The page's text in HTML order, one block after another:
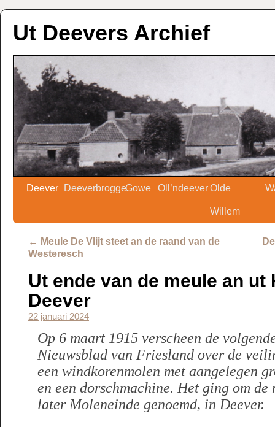
Ut Deevers Archief
Deever DeeverbroggeGowe Oll’ndeeverOlde
Willem
← Meule De Vlijt steet an de raand van de
Westeresch
Ut ende van de meule an ut
Deever
22 januari 2024
Op 6 maart 1915 verscheen de
Nieuwsblad van Friesland over de
een windkorenmolen met aangelegen
en een dorschmachine. Het ging om
later Moleneinde genoemd, in Deever.